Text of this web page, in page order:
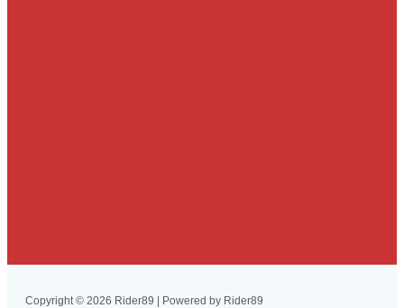
Copyright © 2026 Rider89 | Powered by Rider89